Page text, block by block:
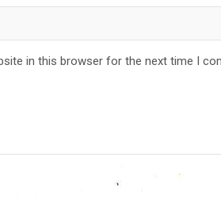
in this browser for the next time I